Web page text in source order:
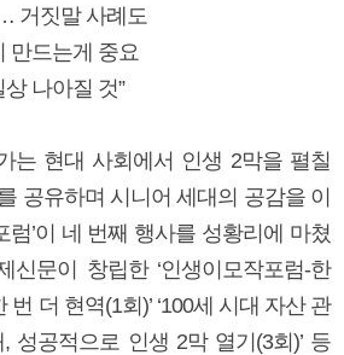
거짓말 사례도
만드는게 중요
나아질 것”
는 현대 사회에서 인생 2막을 펼칠
공유하며 시니어 세대의 공감을 이
럼’이 네 번째 행사를 성황리에 마쳤
신문이 창립한 ‘인생이모작포럼-한
번 더 현역(1회)’ ‘100세 시대 자산 관
, 성공적으로 인생 2막 열기(3회)’ 등